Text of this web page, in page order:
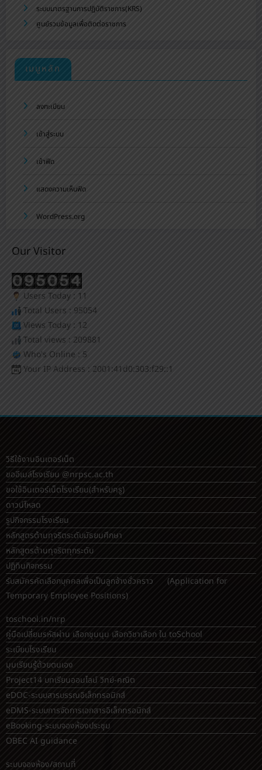
ระบบมาตรฐานการปฏิบัติราชการ(KRS)
ศูนย์รวมข้อมูลเพื่อติดต่อราชการ
เมนูหลัก
ลงทะเบียน
เข้าสู่ระบบ
เข้าฟีด
แสดงความเห็นฟีด
WordPress.org
Our Visitor
Users Today : 11
Total Users : 95054
Views Today : 12
Total views : 209881
Who's Online : 5
Your IP Address : 2001:41d0:303:f29::1
วิธีใช้งานอินเตอร์เน็ต
ขออีเมล์โรงเรียน @nrpsc.ac.th
ขอใช้อินเตอร์เน็ตโรงเรียน(สำหรับครู)
ดาวน์โหลด
รูปกิจกรรมโรงเรียน
หลักสูตรต้านทุจริตระดับมัธยมศึกษา
หลักสูตรต้านทุจริตทุกระดับ
ปฏิทินกิจกรรม
รับสมัครคัดเลือกบุคคลเพื่อเป็นลูกจ้างชั่วคราว (Application for
Temporary Employee Positions)
toschool.in/nrp
คู่มือเปลี่ยนรหัสผ่าน เลือกชุมนุม เลือกวิชาเลือก ใน toSchool
ระเบียบโรงเรียน
มุมเรียนรู้ด้วยตนเอง
Project14 บทเรียนออนไลน์ วิทย์-คณิต
eDOC-ระบบสารบรรณอิเล็กทรอนิกส์
eDMS-ระบบการจัดการเอกสารอิเล็กทรอนิกส์
eBooking-ระบบจองห้องประชุม
OBEC AI guidance
ระบบจองห้อง/สถานที่